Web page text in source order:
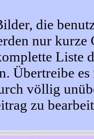
die
nur
Liste
Übertreibe
völlig
zu